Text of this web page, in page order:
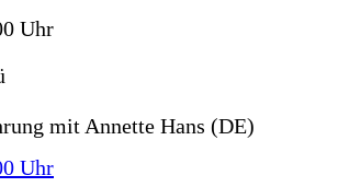
Uhr
mit Annette Hans (DE)
Uhr